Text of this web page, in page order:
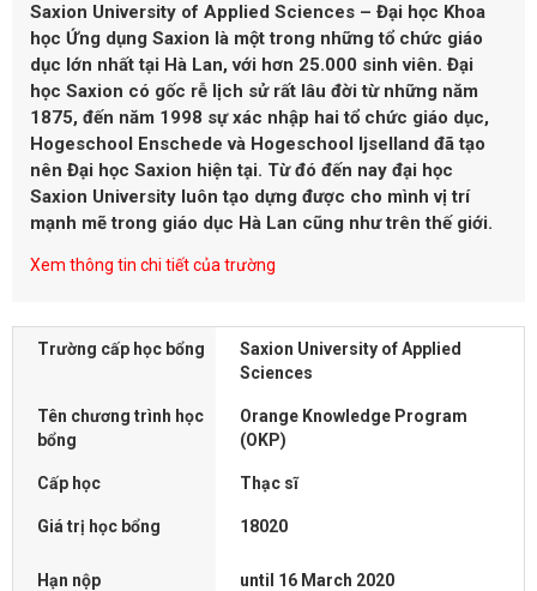
Saxion University of Applied Sciences – Đại học Khoa
học Ứng dụng Saxion là một trong những tổ chức giáo
dục lớn nhất tại Hà Lan, với hơn 25.000 sinh viên. Đại
học Saxion có gốc rễ lịch sử rất lâu đời từ những năm
1875, đến năm 1998 sự xác nhập hai tổ chức giáo dục,
Hogeschool Enschede và Hogeschool Ijselland đã tạo
nên Đại học Saxion hiện tại. Từ đó đến nay đại học
Saxion University luôn tạo dựng được cho mình vị trí
mạnh mẽ trong giáo dục Hà Lan cũng như trên thế giới.
Xem thông tin chi tiết của trường
Trường cấp học bổng
Saxion University of Applied
Sciences
Tên chương trình học
bổng
Orange Knowledge Program
(OKP)
Cấp học Thạc sĩ
Giá trị học bổng 18020
Hạn nộp until 16 March 2020